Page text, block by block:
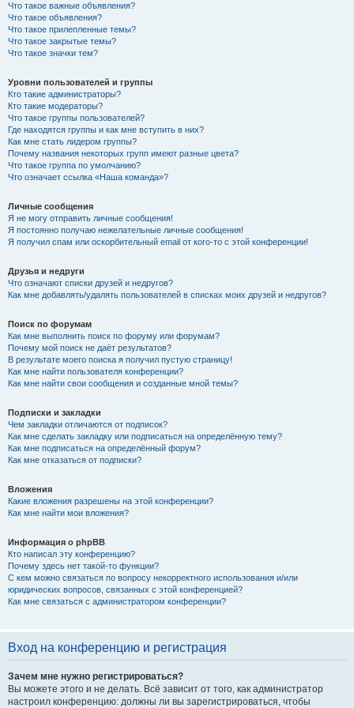
Что такое важные объявления?
Что такое объявления?
Что такое прилепленные темы?
Что такое закрытые темы?
Что такое значки тем?
Уровни пользователей и группы
Кто такие администраторы?
Кто такие модераторы?
Что такое группы пользователей?
Где находятся группы и как мне вступить в них?
Как мне стать лидером группы?
Почему названия некоторых групп имеют разные цвета?
Что такое группа по умолчанию?
Что означает ссылка «Наша команда»?
Личные сообщения
Я не могу отправить личные сообщения!
Я постоянно получаю нежелательные личные сообщения!
Я получил спам или оскорбительный email от кого-то с этой конференции!
Друзья и недруги
Что означают списки друзей и недругов?
Как мне добавлять/удалять пользователей в списках моих друзей и недругов?
Поиск по форумам
Как мне выполнить поиск по форуму или форумам?
Почему мой поиск не даёт результатов?
В результате моего поиска я получил пустую страницу!
Как мне найти пользователя конференции?
Как мне найти свои сообщения и созданные мной темы?
Подписки и закладки
Чем закладки отличаются от подписок?
Как мне сделать закладку или подписаться на определённую тему?
Как мне подписаться на определённый форум?
Как мне отказаться от подписки?
Вложения
Какие вложения разрешены на этой конференции?
Как мне найти мои вложения?
Информация о phpBB
Кто написал эту конференцию?
Почему здесь нет такой-то функции?
С кем можно связаться по вопросу некорректного использования и/или
юридических вопросов, связанных с этой конференцией?
Как мне связаться с администратором конференции?
Вход на конференцию и регистрация
Зачем мне нужно регистрироваться?
Вы можете этого и не делать. Всё зависит от того, как администратор
настроил конференцию: должны ли вы зарегистрироваться, чтобы